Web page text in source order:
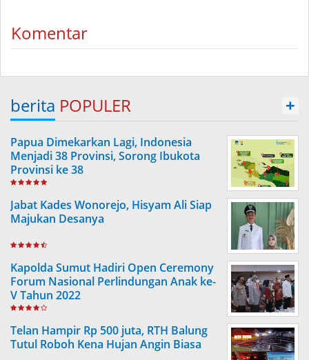
Komentar
berita POPULER +
Papua Dimekarkan Lagi, Indonesia
Menjadi 38 Provinsi, Sorong Ibukota
Provinsi ke 38
Jabat Kades Wonorejo, Hisyam Ali Siap
Majukan Desanya
Kapolda Sumut Hadiri Open Ceremony
Forum Nasional Perlindungan Anak ke-
V Tahun 2022
Telan Hampir Rp 500 juta, RTH Balung
Tutul Roboh Kena Hujan Angin Biasa